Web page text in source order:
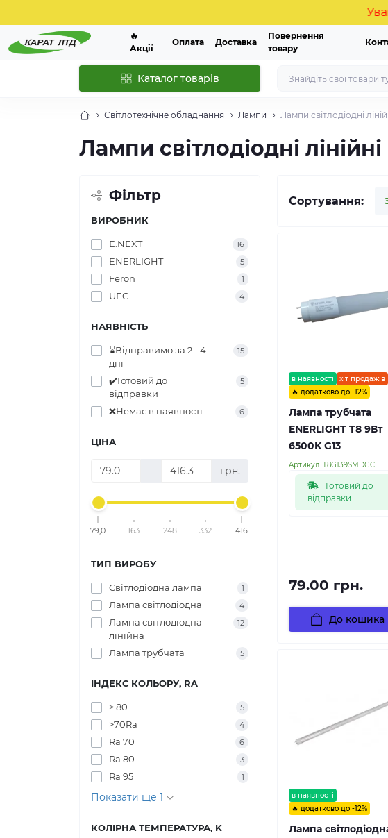
Увага!
🔥
Акції
Оплата Доставка
Повернення
товару
Каталог товарів
Світлотехнічне обладнання Лампи Лампи світлодіодні
Лампи світлодіодні лінійні
Фільтр
ВИРОБНИК
E.NEXT 16
ENERLIGHT 5
Feron 1
UEC 4
НАЯВНІСТЬ
⌛Відправимо за 2 - 4
дні
15
✔️Готовий до
відправки
5
❌Немає в наявності 6
ЦІНА
- грн.
79,0 163 248 332 416
ТИП ВИРОБУ
Cвітлодіодна лампа 1
Лампа світлодіодна 4
Лампа світлодіодна
лінійна
12
Лампа трубчата 5
ІНДЕКС КОЛЬОРУ, RA
> 80 5
>70Ra 4
Ra 70 6
Ra 80 3
Ra 95 1
Показати ще 1
КОЛІРНА ТЕМПЕРАТУРА, K
Сортування:
в наявності
хіт продажів
🔥 додатково до -12%
Лампа трубчата
ENERLIGHT T8 9Вт
6500K G13
Артикул: T8G139SMDGC
Готовий до
відправки
79.00 грн.
До кошика
в наявності
🔥 додатково до -12%
Лампа